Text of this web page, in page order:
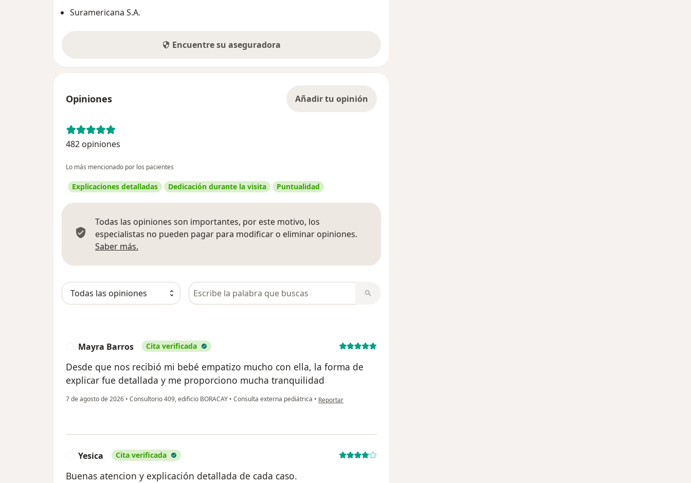
Suramericana S.A.
Encuentre su aseguradora
Opiniones Añadir tu opinión
482 opiniones
Lo más mencionado por los pacientes
Explicaciones detalladas Dedicación durante la visita Puntualidad
Todas las opiniones son importantes, por este motivo, los
especialistas no pueden pagar para modificar o eliminar opiniones.
Saber más.
Busca en opiniones
Mayra Barros Cita verificada
Desde que nos recibió mi bebé empatizo mucho con ella, la forma de
explicar fue detallada y me proporciono mucha tranquilidad
7 de agosto de 2026 • Consultorio 409, edificio BORACAY • Consulta externa pediátrica • en opinión del usuario Mayra Barros
Reportar
Yesica Cita verificada
Buenas atencion y explicación detallada de cada caso.